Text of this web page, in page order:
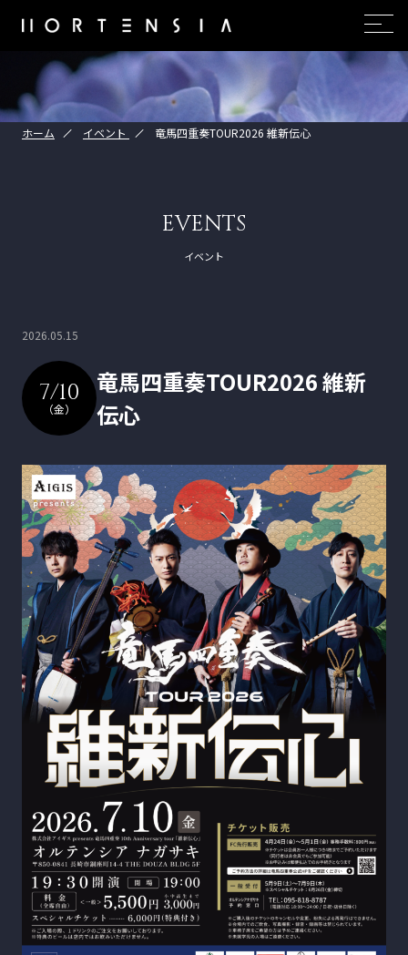
ホーム イベント 竜馬四重奏TOUR2026 維新伝心
EVENTS
イベント
2026.05.15
7/10
（金）
竜馬四重奏TOUR2026 維新
伝心